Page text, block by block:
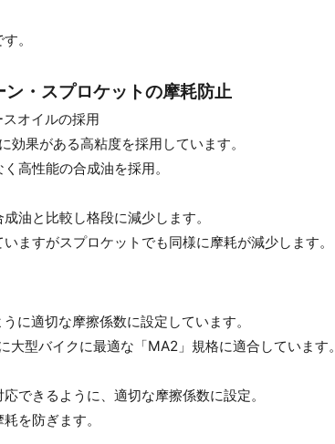
。
・スプロケットの摩耗防止
オイルの採用
効果がある高粘度を採用しています。
高性能の合成油を採用。
油と比較し格段に減少します。
ますがスプロケットでも同様に摩耗が減少します。
に適切な摩擦係数に設定しています。
型バイクに最適な「MA2」規格に適合しています。
できるように、適切な摩擦係数に設定。
を防ぎます。